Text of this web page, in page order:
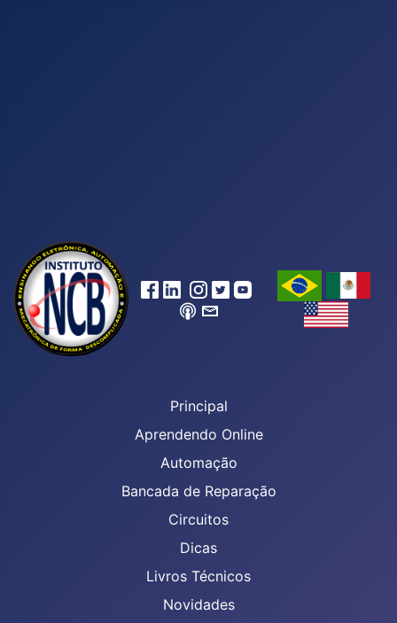
Principal
Aprendendo Online
Automação
Bancada de Reparação
Circuitos
Dicas
Livros Técnicos
Novidades